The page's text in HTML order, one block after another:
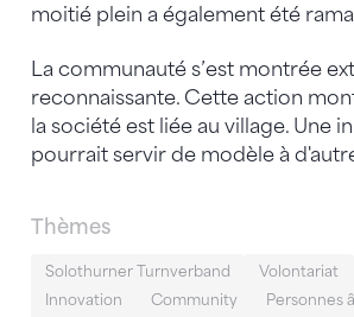
moitié plein a également été
La communauté s’est montrée
reconnaissante. Cette action
la société est liée au village. Une
pourrait servir de modèle à
Thèmes
Solothurner Turnverband Volontariat
Innovation
Community
Personnes